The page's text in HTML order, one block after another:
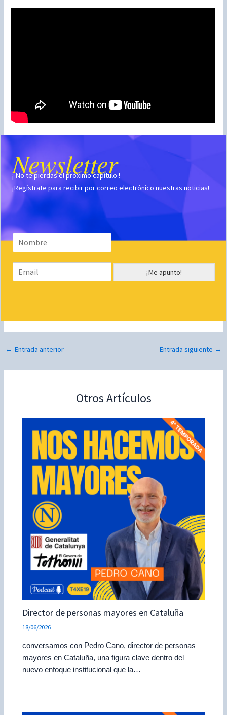
Newsletter
¡ No te pierdas el próximo capítulo !
¡Regístrate para recibir por correo electrónico nuestras noticias!
m
¡Me apunto!
← Entrada anterior Entrada siguiente →
Otros Artículos
Director de personas mayores en Cataluña
18/06/2026
conversamos con Pedro Cano, director de personas
mayores en Cataluña, una figura clave dentro del
nuevo enfoque institucional que la…